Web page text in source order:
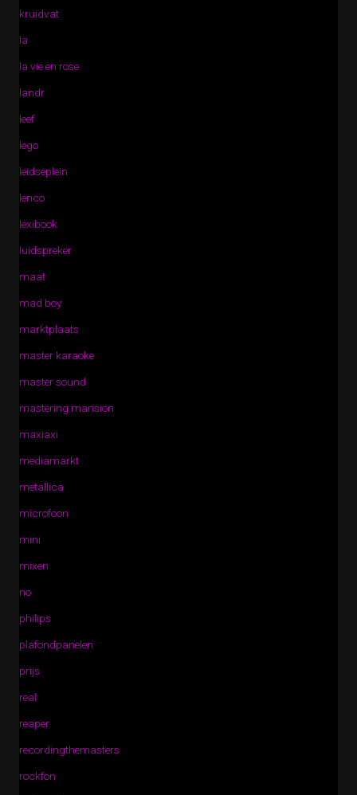
kruidvat
la
la vie en rose
landr
leef
lego
leidseplein
lenco
lexibook
luidspreker
maat
mad boy
marktplaats
master karaoke
master sound
mastering mansion
maxiaxi
mediamarkt
metallica
microfoon
mini
mixen
no
philips
plafondpanelen
prijs
real
reaper
recordingthemasters
rockfon